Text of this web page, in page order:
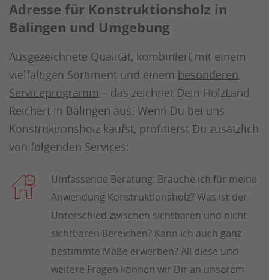
Adresse für Konstruktionsholz in
Balingen und Umgebung
Ausgezeichnete Qualität, kombiniert mit einem
vielfältigen Sortiment und einem besonderen
Serviceprogramm – das zeichnet Dein HolzLand
Reichert in Balingen aus. Wenn Du bei uns
Konstruktionsholz kaufst, profitierst Du zusätzlich
von folgenden Services:
Umfassende Beratung: Brauche ich für meine
Anwendung Konstruktionsholz? Was ist der
Unterschied zwischen sichtbaren und nicht
sichtbaren Bereichen? Kann ich auch ganz
bestimmte Maße erwerben? All diese und
weitere Fragen können wir Dir an unserem